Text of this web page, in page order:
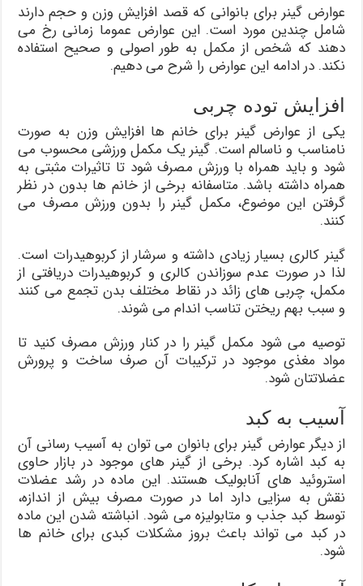
عوارض گینر برای بانوانی که قصد افزایش وزن و حجم دارند
شامل چندین مورد است. این عوارض عموما زمانی رخ می
دهند که شخص از مکمل به طور اصولی و صحیح استفاده
نکند. در ادامه این عوارض را شرح می دهیم.
افزایش توده چربی
یکی از عوارض گینر برای خانم ها افزایش وزن به صورت
نامناسب و ناسالم است. گینر یک مکمل ورزشی محسوب می
شود و باید همراه با ورزش مصرف شود تا تاثیرات مثبتی به
همراه داشته باشد. متاسفانه برخی از خانم ها بدون در نظر
گرفتن این موضوع، مکمل گینر را بدون ورزش مصرف می
کنند.
گینر کالری بسیار زیادی داشته و سرشار از کربوهیدرات است.
لذا در صورت عدم سوزاندن کالری و کربوهیدرات دریافتی از
مکمل، چربی های زائد در نقاط مختلف بدن تجمع می کنند
و سبب بهم ریختن تناسب اندام می شوند.
توصیه می شود مکمل گینر را در کنار ورزش مصرف کنید تا
مواد مغذی موجود در ترکیبات آن صرف ساخت و پرورش
عضلاتتان شود.
آسیب به کبد
از دیگر عوارض گینر برای بانوان می توان به آسیب رسانی آن
به کبد اشاره کرد. برخی از گینر های موجود در بازار حاوی
استروئید های آنابولیک هستند. این ماده در رشد عضلات
نقش به سزایی دارد اما در صورت مصرف بیش از اندازه،
توسط کبد جذب و متابولیزه می شود. انباشته شدن این ماده
در کبد می تواند باعث بروز مشکلات کبدی برای خانم ها
شود.